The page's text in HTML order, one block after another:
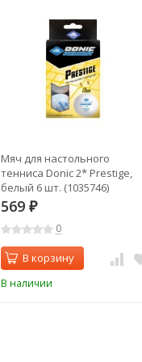
Мяч для настольного
тенниса Donic 2* Prestige,
белый 6 шт. (1035746)
569 ₽
0
В корзину
В наличии